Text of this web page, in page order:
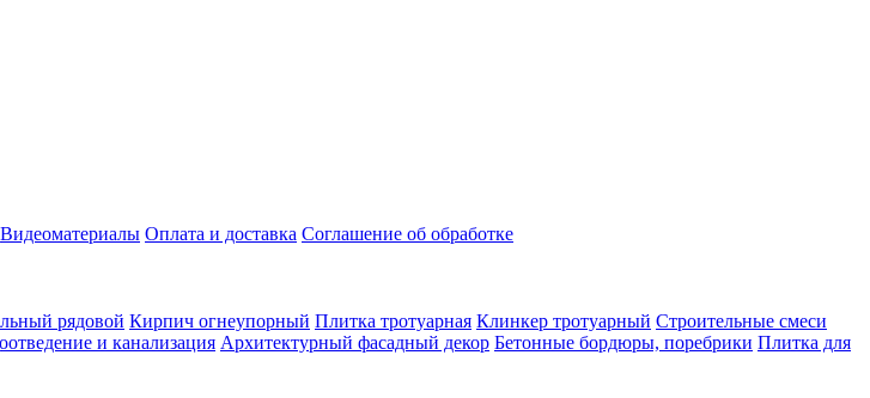
Видеоматериалы Оплата и доставка Соглашение об обработке
рядовой Кирпич огнеупорный Плитка тротуарная Клинкер тротуарный Строительные смеси
и канализация Архитектурный фасадный декор Бетонные бордюры, поребрики Плитка для